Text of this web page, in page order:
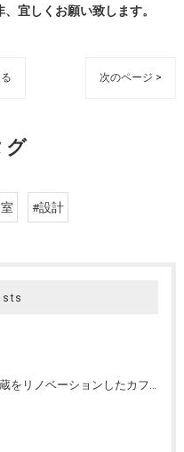
宜しくお願い致します。
次のページ >
グ
#設計